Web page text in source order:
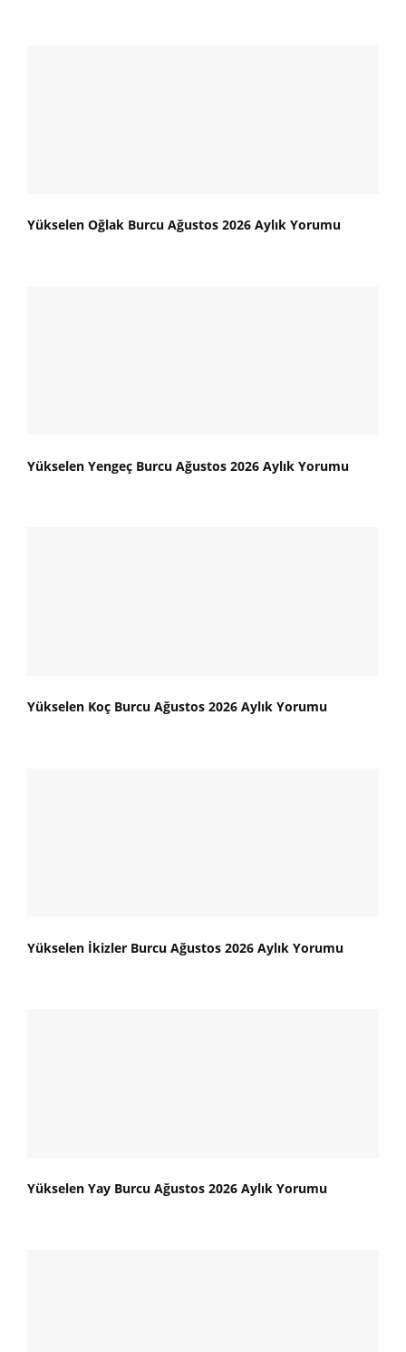
Yükselen Oğlak Burcu Ağustos 2026 Aylık Yorumu
Yükselen Yengeç Burcu Ağustos 2026 Aylık Yorumu
Yükselen Koç Burcu Ağustos 2026 Aylık Yorumu
Yükselen İkizler Burcu Ağustos 2026 Aylık Yorumu
Yükselen Yay Burcu Ağustos 2026 Aylık Yorumu